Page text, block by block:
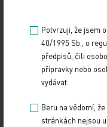
i řadou výzev
Potvrzuji, že jsem
40/1995 Sb., o
předpisů, čili
přípravky nebo
vydávat.
Beru na vědomí,
stránkách nejsou